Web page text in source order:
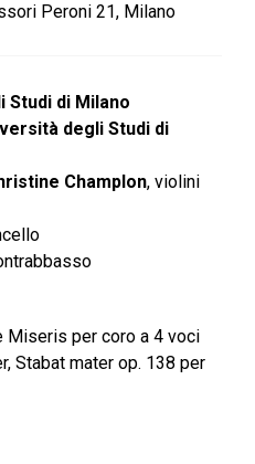
Peroni 21, Milano
Studi di Milano
degli Studi di
Champlon, violini
Miseris per coro a 4 voci
Stabat mater op. 138 per